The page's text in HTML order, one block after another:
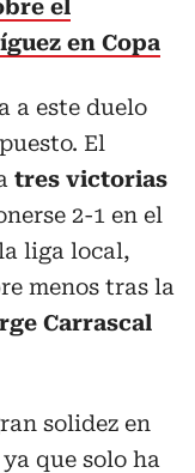
el
en Copa
a este duelo
El
tres victorias
2-1 en el
liga local,
menos tras la
Carrascal
solidez en
ya que solo ha